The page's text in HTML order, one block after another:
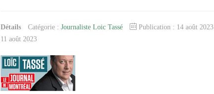
Détails Catégorie : Journaliste Loic Tassé Publication : 14 août 2023
11 août 2023